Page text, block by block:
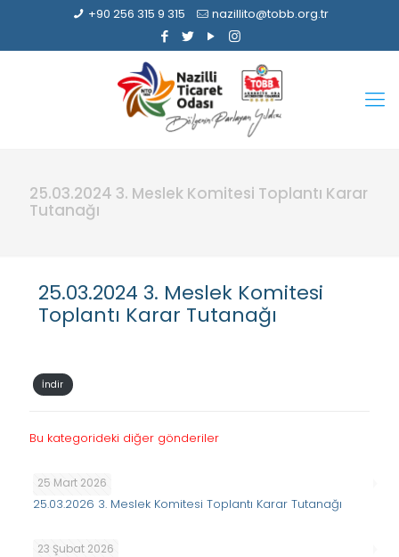
+90 256 315 9 315 nazillito@tobb.org.tr
25.03.2024 3. Meslek Komitesi Toplantı Karar
Tutanağı
25.03.2024 3. Meslek Komitesi
Toplantı Karar Tutanağı
İndir
Bu kategorideki diğer gönderiler
25 Mart 2026
25.03.2026 3. Meslek Komitesi Toplantı Karar Tutanağı
23 Şubat 2026